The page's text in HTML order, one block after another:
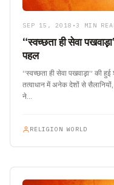
SEP 15, 2018 • 3 MIN
“स्वच्छता ही सेवा
पहल
“स्वच्छता ही सेवा पखवाड़़ा” की
तत्वाधान में अनेक देशों से
ने…
RELIGION WORLD